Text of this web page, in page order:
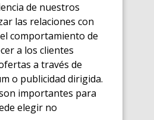
elásticas de ocio
elástica de ocio
camas elásticas de ocio
camas elásticas de ocio
de nuestros
las relaciones con
comportamiento de
a los clientes
a través de
o publicidad dirigida.
importantes para
elegir no